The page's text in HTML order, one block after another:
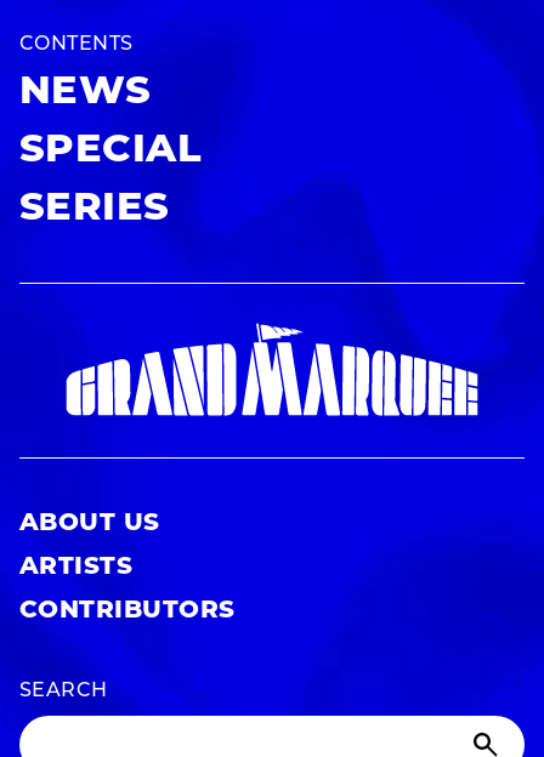
CONTENTS
NEWS
SPECIAL
SERIES
ABOUT US
ARTISTS
CONTRIBUTORS
SEARCH